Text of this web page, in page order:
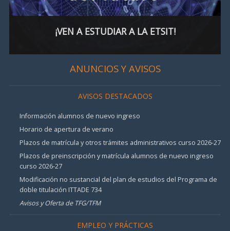
¡VEN A ESTUDIAR A LA ETSIT!
ANUNCIOS Y AVISOS
AVISOS DESTACADOS
Información alumnos de nuevo ingreso
Horario de apertura de verano
Plazos de matrícula y otros trámites administrativos curso 2026-27
Plazos de preinscripción y matrícula alumnos de nuevo ingreso
curso 2026-27
Modificación no sustancial del plan de estudios del Programa de
doble titulación ITTADE 734
Avisos y Oferta de TFG/TFM
EMPLEO Y PRÁCTICAS